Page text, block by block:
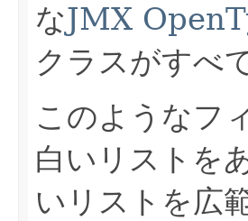
なJMX
クラスがすべ
このようなフ
白いリストを
いリストを広